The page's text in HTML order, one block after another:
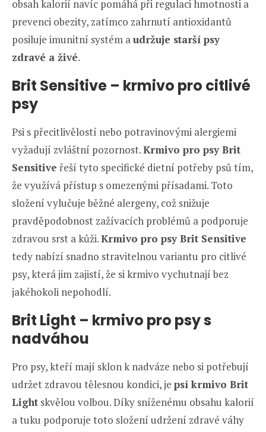
obsah kalorií navíc pomáhá při regulaci hmotnosti a
prevenci obezity, zatímco zahrnutí antioxidantů
posiluje imunitní systém audržuje starší psy
zdravé a živé.
Brit Sensitive – krmivo pro citlivé
psy
Psi s přecitlivělostí nebo potravinovými alergiemi
vyžadují zvláštní pozornost.Krmivo pro psy Brit
Sensitive řeší tyto specifické dietní potřeby psů tím,
že využívá přístup s omezenými přísadami. Toto
složení vylučuje běžné alergeny, což snižuje
pravděpodobnost zažívacích problémů a podporuje
zdravou srst a kůži.Krmivo pro psy Brit Sensitive
tedy nabízí snadno stravitelnou variantu pro citlivé
psy, která jim zajistí, že si krmivo vychutnají bez
jakéhokoli nepohodlí.
Brit Light – krmivo pro psy s
nadváhou
Pro psy, kteří mají sklon k nadváze nebo si potřebují
udržet zdravou tělesnou kondici, je psí krmivo Brit
Light skvělou volbou. Díky sníženému obsahu kalorií
a tuku podporuje toto složení udržení zdravé váhy